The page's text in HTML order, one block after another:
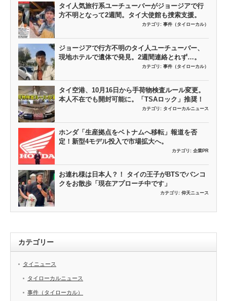
タイ人気旅行系ユーチューバーがジョージアで行
方不明となって2週間。タイ大使館も捜索支援。
カテゴリ: 事件（タイローカル）
ジョージアで行方不明のタイ人ユーチューバー、
現地ホテルで遺体で発見。2週間連絡とれず…。
カテゴリ: 事件（タイローカル）
タイ空港、10月16日から手荷物検査ルール変更。
本人不在でも開封可能に。「TSAロック」推奨！
カテゴリ: タイローカルニュース
ホンダ「生産拠点をベトナムへ移転」報道を否
定！新型4モデル投入で市場拡大へ。
カテゴリ: 企業PR
お連れ様は日本人？！ タイの王子がBTSでバンコ
クをお散歩「現在アプローチ中です」
カテゴリ: 仰天ニュース
カテゴリー
タイニュース
タイローカルニュース
事件（タイローカル）